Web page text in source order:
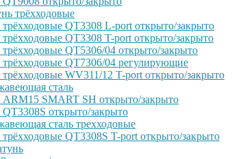
трёхходовые
QT3308 L-port открыто/закрыто
QT3308 T-port открыто/закрыто
QT5306/04 открыто/закрыто
QT7306/04 регулирующие
WV311/12 T-port открыто/закрыто
сталь
SMART SH открыто/закрыто
открыто/закрыто
сталь трехходовые
QT3308S T-port открыто/закрыто